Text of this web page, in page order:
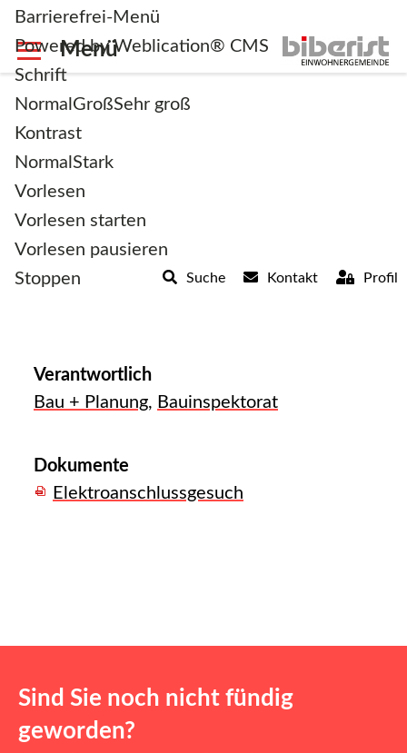
Barrierefrei-Menü
Powered by Weblication® CMS
Schrift
Normal GroßSehr groß
Kontrast
Normal Stark
Vorlesen
Vorlesen starten
Vorlesen pausieren
Stoppen
Profil
Kontakt
Suche
Elektroanschlussgesuch
Verantwortlich
Bau + Planung, Bauinspektorat
Dokumente
Elektroanschlussgesuch
Sind Sie noch nicht fündig
geworden?